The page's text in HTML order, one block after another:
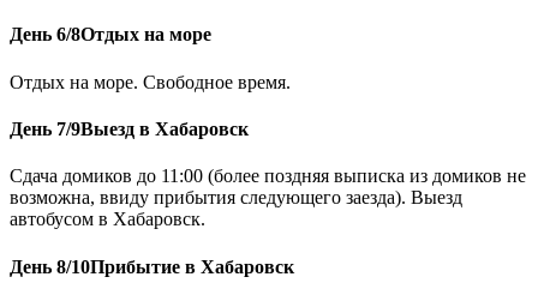
День 6/8Отдых на море
Отдых на море. Свободное время.
День 7/9Выезд в Хабаровск
Сдача домиков до 11:00 (более поздняя выписка из домиков не
возможна, ввиду прибытия следующего заезда). Выезд
автобусом в Хабаровск.
День 8/10Прибытие в Хабаровск